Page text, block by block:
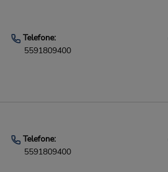
Telefone:
5591809400
Telefone:
5591809400